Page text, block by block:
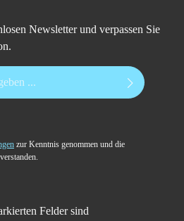
Newsletter und verpassen Sie
zur Kenntnis genommen und die
Felder sind